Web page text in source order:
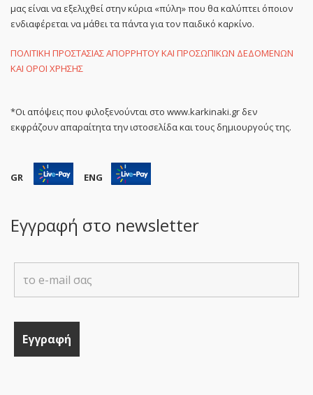
μας είναι να εξελιχθεί στην κύρια «πύλη» που θα καλύπτει όποιον
ενδιαφέρεται να μάθει τα πάντα για τον παιδικό καρκίνο.
ΠΟΛΙΤΙΚΗ ΠΡΟΣΤΑΣΙΑΣ ΑΠΟΡΡΗΤΟΥ ΚΑΙ ΠΡΟΣΩΠΙΚΩΝ ΔΕΔΟΜΕΝΩΝ
ΚΑΙ ΟΡΟΙ ΧΡΗΣΗΣ
*Οι απόψεις που φιλοξενούνται στο www.karkinaki.gr δεν
εκφράζουν απαραίτητα την ιστοσελίδα και τους δημιουργούς της.
GR ENG
Εγγραφή στο newsletter